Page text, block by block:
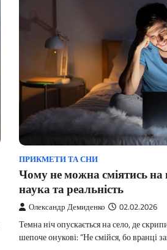
ПРИКМЕТИ ТА СНИ
Чому не можна сміятись на
наука та реальність
Олександр Демиденко 02.02.2026
Темна ніч опускається на село, де
шепоче онукові: “Не смійся, бо вранці